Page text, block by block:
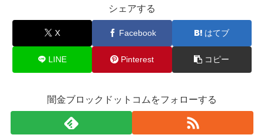
シェアする
X Facebook はてブ
LINE Pinterest コピー
闇金ブロックドットコムをフォローする